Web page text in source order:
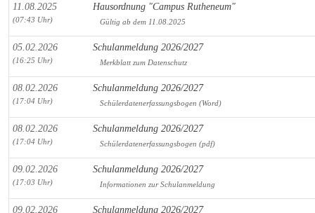
11.08.2025
(07:43 Uhr)
Hausordnung "Campus Rutheneum"
Gültig ab dem 11.08.2025
05.02.2026
(16:25 Uhr)
Schulanmeldung 2026/2027
Merkblatt zum Datenschutz
08.02.2026
(17:04 Uhr)
Schulanmeldung 2026/2027
Schülerdatenerfassungsbogen (Word)
08.02.2026
(17:04 Uhr)
Schulanmeldung 2026/2027
Schülerdatenerfassungsbogen (pdf)
09.02.2026
(17:03 Uhr)
Schulanmeldung 2026/2027
Informationen zur Schulanmeldung
09.02.2026 Schulanmeldung 2026/2027